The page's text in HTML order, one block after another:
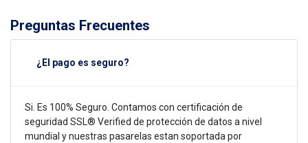
Preguntas Frecuentes
¿El pago es seguro?
Si. Es 100% Seguro. Contamos con certificación de
seguridad SSL® Verified de protección de datos a nivel
mundial y nuestras pasarelas estan soportada por